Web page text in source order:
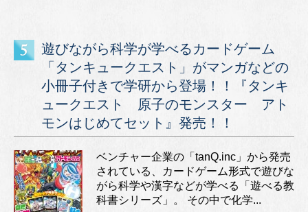
遊びながら科学が学べるカードゲーム
「タンキュークエスト」がマンガなどの
小冊子付きで学研から登場！！『タンキ
ュークエスト 原子のモンスター アト
モンはじめてセット』発売！！
ベンチャー企業の「tanQ.inc」から発売
されている、カードゲーム形式で遊びな
がら科学や漢字などが学べる「遊べる教
科書シリーズ」。 その中で化学...